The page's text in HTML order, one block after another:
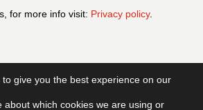
for more info visit: Privacy policy.
give you the best experience on our
about which cookies we are using or